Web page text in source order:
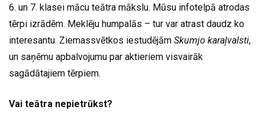
6. un 7. klasei mācu teātra mākslu. Mūsu infotelpā atrodas
tērpi izrādēm. Meklēju humpalās – tur var atrast daudz ko
interesantu. Ziemassvētkos iestudējām Skumjo karaļvalsti,
un saņēmu apbalvojumu par aktieriem visvairāk
sagādātajiem tērpiem.
Vai teātra nepietrūkst?